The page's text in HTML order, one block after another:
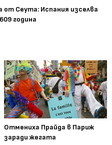
Сеута: Испания изселва
година
Отмениха Прайда в Париж
заради жегата